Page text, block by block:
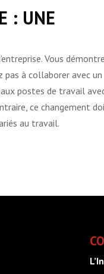
: UNE
Vous
pas à collaborer avec un
postes de travail
ce changement
au travail.